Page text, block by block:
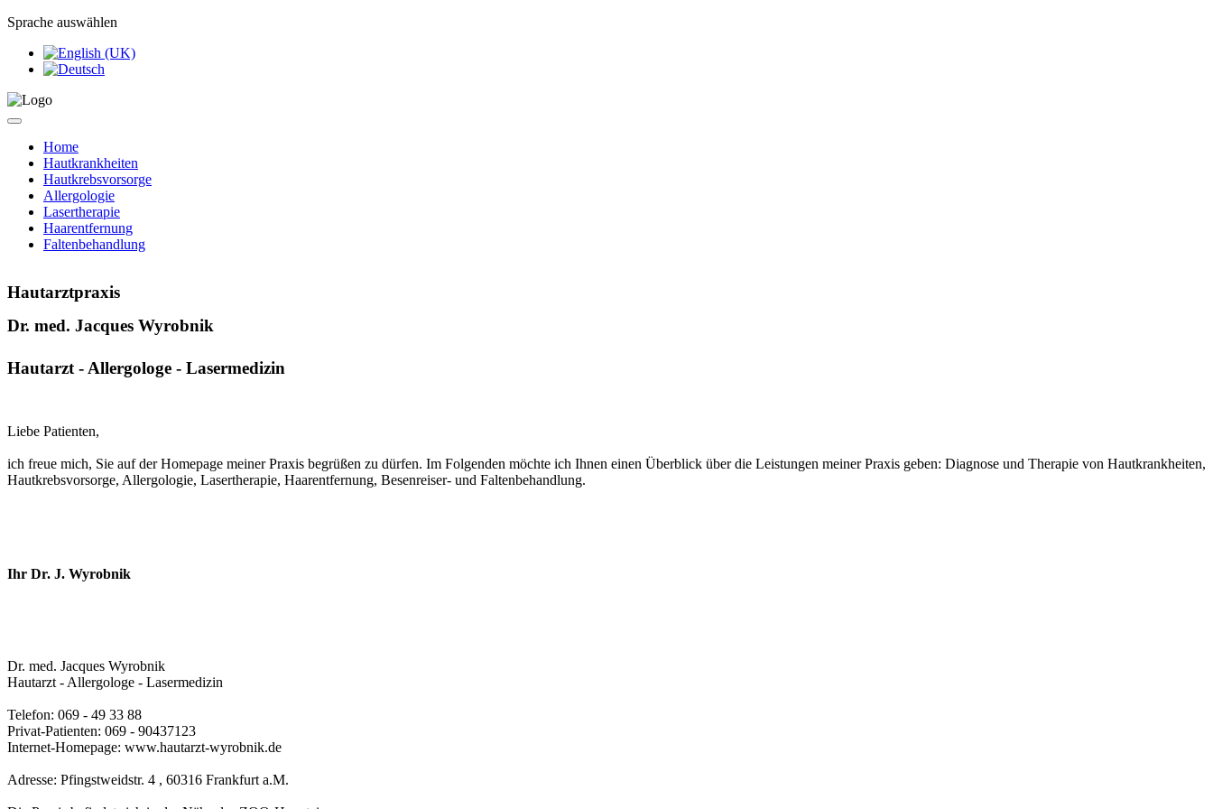
Sprache auswählen
Home
Hautkrankheiten
Hautkrebsvorsorge
Allergologie
Lasertherapie
Haarentfernung
Faltenbehandlung
Hautarztpraxis
Dr. med. Jacques Wyrobnik
Hautarzt - Allergologe - Lasermedizin
Liebe Patienten,
ich freue mich, Sie auf der Homepage meiner Praxis begrüßen zu dürfen. Im Folgenden möchte ich Ihnen einen Überblick über die Leistungen meiner Praxis geben: Diagnose und Therapie von Hautkrankheiten,
Hautkrebsvorsorge, Allergologie, Lasertherapie, Haarentfernung, Besenreiser- und Faltenbehandlung.
Ihr Dr. J. Wyrobnik
Dr. med. Jacques Wyrobnik
Hautarzt - Allergologe - Lasermedizin
Telefon: 069 - 49 33 88
Privat-Patienten: 069 - 90437123
Internet-Homepage: www.hautarzt-wyrobnik.de
Adresse: Pfingstweidstr. 4 , 60316 Frankfurt a.M.